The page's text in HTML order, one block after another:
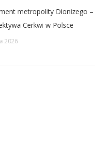
metropolity Dionizego –
Cerkwi w Polsce
2026